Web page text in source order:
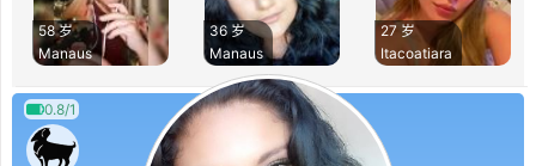
58 岁
Manaus
36 岁
Manaus
27 岁
Itacoatiara
0.8/1